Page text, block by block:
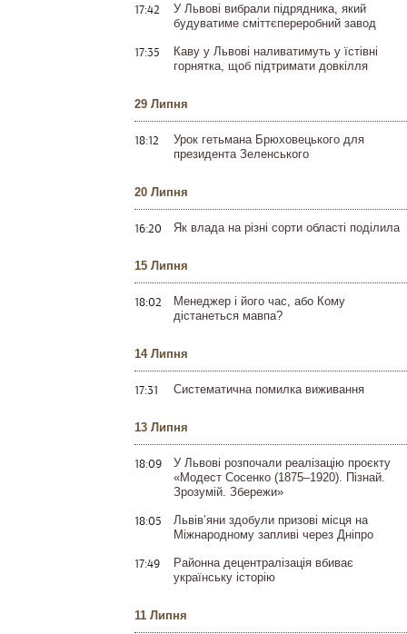
17:42
У Львові вибрали підрядника, який
будуватиме сміттєпереробний завод
17:35
Каву у Львові наливатимуть у їстівні
горнятка, щоб підтримати довкілля
29 Липня
18:12
Урок гетьмана Брюховецького для
президента Зеленського
20 Липня
16:20 Як влада на різні сорти області поділила
15 Липня
18:02
Менеджер і його час, або Кому
дістанеться мавпа?
14 Липня
17:31 Систематична помилка виживання
13 Липня
18:09
У Львові розпочали реалізацію проєкту
«Модест Сосенко (1875–1920). Пізнай.
Зрозумій. Збережи»
18:05
Львів’яни здобули призові місця на
Міжнародному запливі через Дніпро
17:49
Районна децентралізація вбиває
українську історію
11 Липня